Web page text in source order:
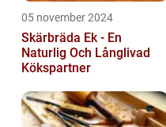
05 november 2024
Skärbräda Ek - En
Naturlig Och Långlivad
Kökspartner